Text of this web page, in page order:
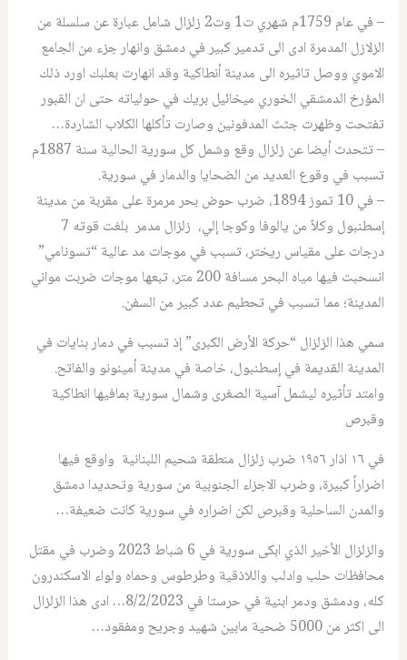
– في عام 1759م شهري ت1 وت2 زلزال شامل عبارة عن سلسلة من
الزلازل المدمرة ادى الى تدمير كبير في دمشق وانهار جزء من الجامع
الاموي ووصل تاثيره الى مدينة أنطاكية وقد انهارت بعلبك اورد ذلك
المؤرخ الدمشقي الخوري ميخائيل بريك في حولياته حتى ان القبور
تفتحت وظهرت جثث المدفونين وصارت تأكلها الكلاب الشاردة…
– تتحدث أيضا عن زلزال وقع وشمل كل سورية الحالية سنة 1887م
تسبب في وقوع العديد من الضحايا والدمار في سورية.
– في 10 تموز 1894، ضرب حوض بحر مرمرة على مقربة من مدينة
إسطنبول وكلاً من يالوفا وكوجا إلي، زلزال مدمر بلغت قوته 7
درجات على مقياس ريختر، تسبب في موجات مد عالية “تسونامي”
انسحبت فيها مياه البحر مسافة 200 متر، تبعها موجات ضربت مواني
المدينة؛ مما تسبب في تحطيم عدد كبير من السفن.
سمي هذا الزلزال “حركة الأرض الكبرى” إذ تسبب في دمار بنايات في
المدينة القديمة في إسطنبول، خاصة في مدينة أمينونو والفاتح.
وامتد تأثيره ليشمل آسية الصغرى وشمال سورية بمافيها انطاكية
وقبرص
في ١٦ اذار ١٩٥٦ ضرب زلزال منطقة شحيم اللبنانية واوقع فيها
اضراراً كبيرة، وضرب الاجزاء الجنوبية من سورية وتحديدا دمشق
والمدن الساحلية وقبرص لكن اضراره في سورية كانت ضعيفة…
والزلزال الأخير الذي ابكى سورية في 6 شباط 2023 وضرب في مقتل
محافظات حلب وادلب واللاذقية وطرطوس وحماه ولواء الاسكندرون
كله، ودمشق ودمر ابنية في حرستا في 8/2/2023… ادى هذا الزلزال
الى اكثر من 5000 ضحية مابين شهيد وجريح ومفقود…